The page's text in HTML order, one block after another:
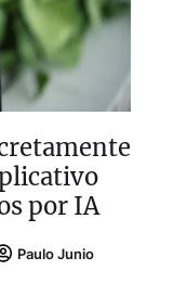
por IA
Paulo Junio